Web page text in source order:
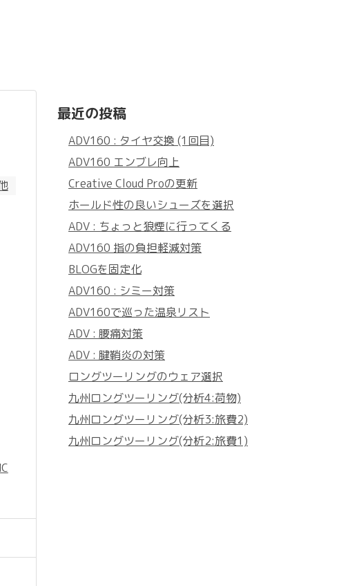
最近の投稿
ADV160 : タイヤ交換 (1回目)
ADV160 エンブレ向上
Creative Cloud Proの更新
ホールド性の良いシューズを選択
ADV : ちょっと狼煙に行ってくる
ADV160 指の負担軽減対策
BLOGを固定化
ADV160 : シミー対策
ADV160で巡った温泉リスト
ADV : 腰痛対策
ADV : 腱鞘炎の対策
ロングツーリングのウェア選択
九州ロングツーリング(分析4:荷物)
九州ロングツーリング(分析3:旅費2)
九州ロングツーリング(分析2:旅費1)